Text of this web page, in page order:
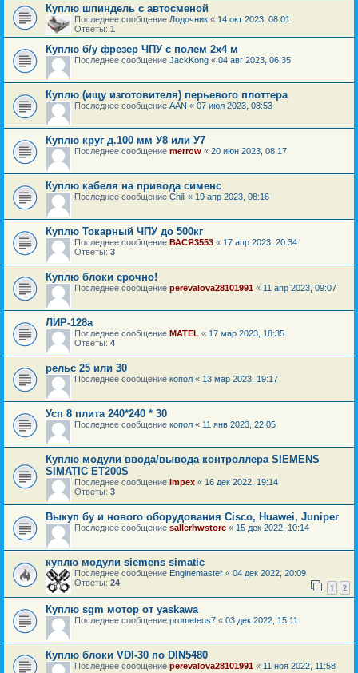
Куплю шпиндель с автосменой
Последнее сообщение Лодочник « 14 окт 2023, 08:01
Ответы: 1
Куплю б/у фрезер ЧПУ с полем 2х4 м
Последнее сообщение JackKong « 04 авг 2023, 06:35
Куплю (ищу изготовителя) перьевого плоттера
Последнее сообщение AAN « 07 июл 2023, 08:53
Куплю круг д.100 мм У8 или У7
Последнее сообщение merrow « 20 июн 2023, 08:17
Куплю кабеля на привода сименс
Последнее сообщение Chili « 19 апр 2023, 08:16
Куплю Токарный ЧПУ до 500кг
Последнее сообщение ВАСЯ3553 « 17 апр 2023, 20:34
Ответы: 3
Куплю блоки срочно!
Последнее сообщение perevalova28101991 « 11 апр 2023, 09:07
ЛИР-128а
Последнее сообщение MATEL « 17 мар 2023, 18:35
Ответы: 4
рельс 25 или 30
Последнее сообщение копол « 13 мар 2023, 19:17
Усп 8 плита 240*240 * 30
Последнее сообщение копол « 11 янв 2023, 22:05
Куплю модули ввода/вывода контроллера SIEMENS
SIMATIC ET200S
Последнее сообщение Impex « 16 дек 2022, 19:14
Ответы: 3
Выкуп бу и нового оборудования Cisco, Huawei, Juniper
Последнее сообщение sallerhwstore « 15 дек 2022, 10:14
куплю модули siemens simatic
Последнее сообщение Enginemaster « 04 дек 2022, 20:09
Ответы: 24 1 2
Куплю sgm мотор от yaskawa
Последнее сообщение prometeus7 « 03 дек 2022, 15:11
Куплю блоки VDI-30 по DIN5480
Последнее сообщение perevalova28101991 « 11 ноя 2022, 11:58